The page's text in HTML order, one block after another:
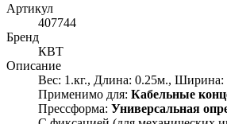
Артикул
407744
Бренд
КВТ
Описание
Вес: 1.кг., Длина: 0.25м.,
Применимо для: Кабельные
Прессформа: Универсальная